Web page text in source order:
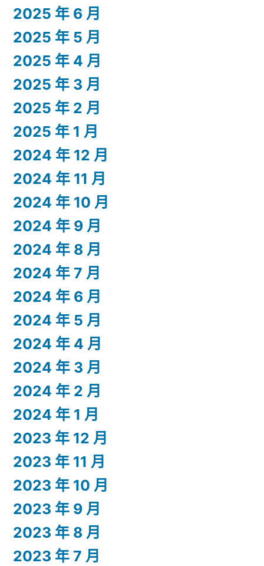
2025 年 6 月
2025 年 5 月
2025 年 4 月
2025 年 3 月
2025 年 2 月
2025 年 1 月
2024 年 12 月
2024 年 11 月
2024 年 10 月
2024 年 9 月
2024 年 8 月
2024 年 7 月
2024 年 6 月
2024 年 5 月
2024 年 4 月
2024 年 3 月
2024 年 2 月
2024 年 1 月
2023 年 12 月
2023 年 11 月
2023 年 10 月
2023 年 9 月
2023 年 8 月
2023 年 7 月